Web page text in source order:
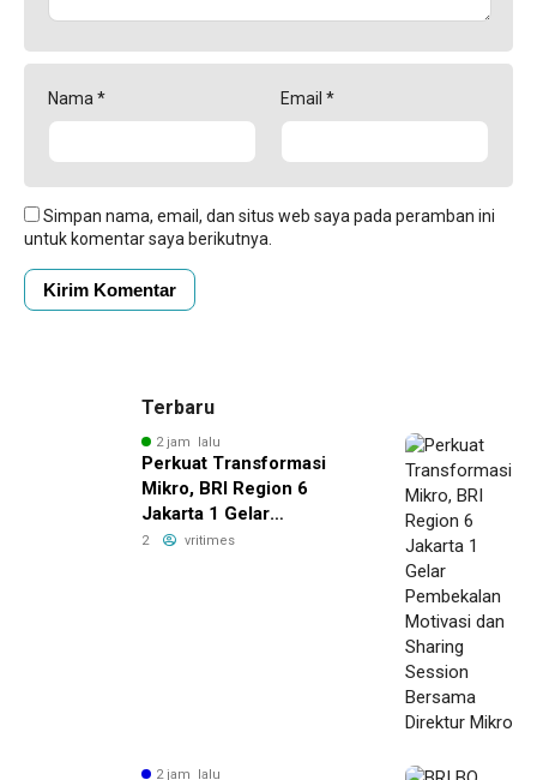
Nama * Email *
Simpan nama, email, dan situs web saya pada peramban ini
untuk komentar saya berikutnya.
Terbaru
2 jam lalu
Perkuat Transformasi
Mikro, BRI Region 6
Jakarta 1 Gelar
Pembekalan Motivasi dan
2 vritimes
2 jam lalu